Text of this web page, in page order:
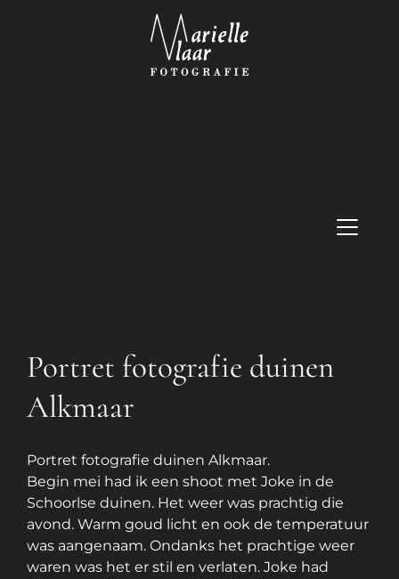
Portret fotografie duinen
Alkmaar
Portret fotografie duinen Alkmaar.
Begin mei had ik een shoot met Joke in de
Schoorlse duinen. Het weer was prachtig die
avond. Warm goud licht en ook de temperatuur
was aangenaam. Ondanks het prachtige weer
waren was het er stil en verlaten. Joke had